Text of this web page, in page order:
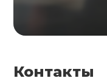
Контакты